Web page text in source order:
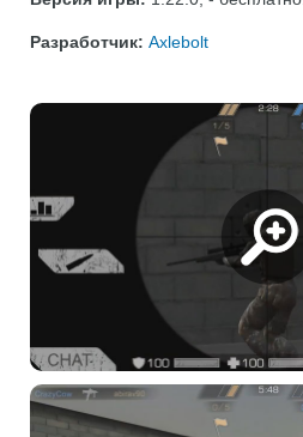
Разработчик: Axlebolt